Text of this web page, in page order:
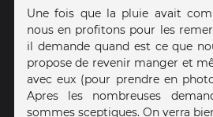
Une fois que la pluie avait
nous en profitons pour les
il demande quand est ce que
propose de revenir manger et
avec eux (pour prendre en
Apres les nombreuses
sommes sceptiques. On verra